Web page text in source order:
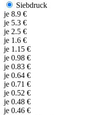
Siebdruck
je 8.9 €
je 5.3 €
je 2.5 €
je 1.6 €
je 1.15 €
je 0.98 €
je 0.83 €
je 0.64 €
je 0.71 €
je 0.52 €
je 0.48 €
je 0.46 €